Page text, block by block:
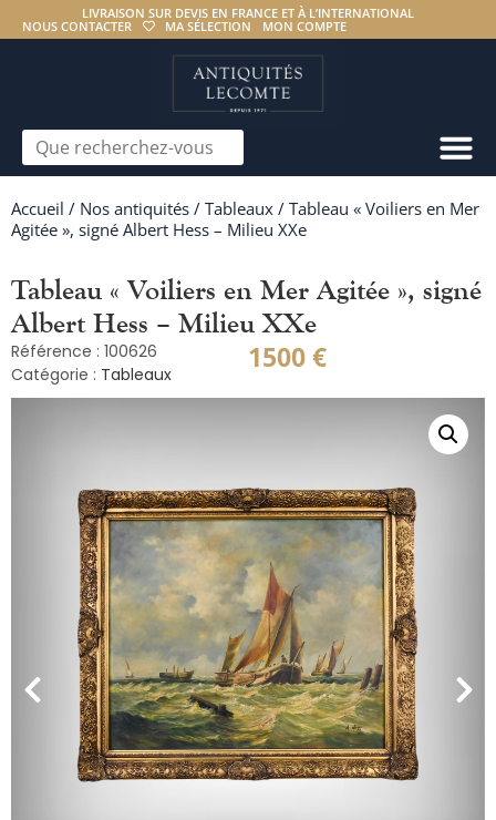
LIVRAISON SUR DEVIS EN FRANCE ET À L’INTERNATIONAL
NOUS CONTACTER
MA SÉLECTION MON COMPTE
Accueil / Nos antiquités / Tableaux / Tableau « Voiliers en Mer
Agitée », signé Albert Hess – Milieu XXe
Tableau « Voiliers en Mer Agitée », signé
Albert Hess – Milieu XXe
Référence : 100626
Catégorie : Tableaux 1500€